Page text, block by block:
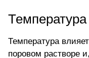
Температура
Температура
поровом растворе